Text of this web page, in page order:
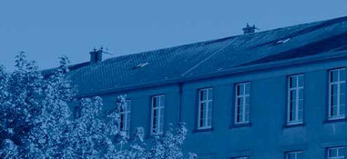
Hit enter to search or ESC to close